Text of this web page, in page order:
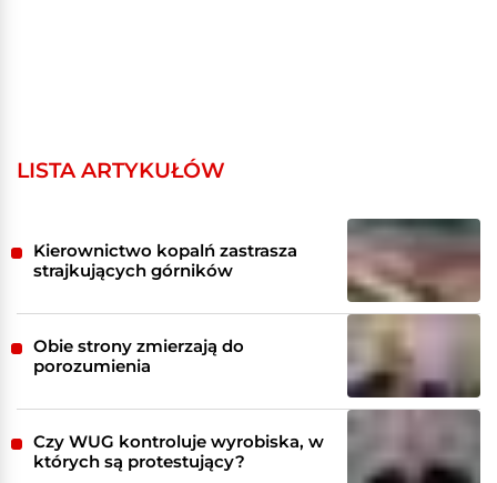
LISTA ARTYKUŁÓW
Kierownictwo kopalń zastrasza
strajkujących górników
Obie strony zmierzają do
porozumienia
Czy WUG kontroluje wyrobiska, w
których są protestujący?